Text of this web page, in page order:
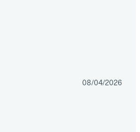
08/04/2026